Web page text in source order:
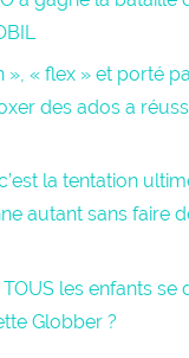
», « flex » et porté
des ados a
la tentation
autant sans faire
les enfants se
Globber ?